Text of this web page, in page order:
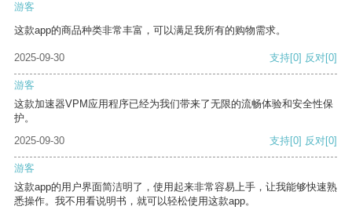
游客
这款app的商品种类非常丰富，可以满足我所有的购物需求。
2025-09-30 支持[0] 反对[0]
游客
这款加速器VPM应用程序已经为我们带来了无限的流畅体验和安全性保
护。
2025-09-30
支持[0] 反对[0]
游客
这款app的用户界面简洁明了，使用起来非常容易上手，让我能够快速熟
悉操作。我不用看说明书，就可以轻松使用这款app。